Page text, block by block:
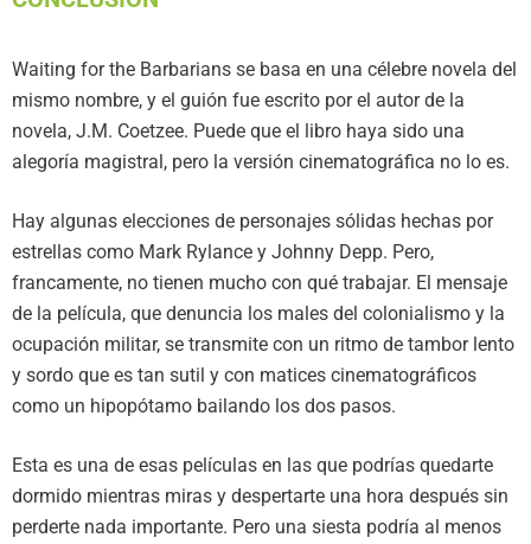
Waiting for the Barbarians se basa en una célebre novela del
mismo nombre, y el guión fue escrito por el autor de la
novela, J.M. Coetzee. Puede que el libro haya sido una
alegoría magistral, pero la versión cinematográfica no lo es.
Hay algunas elecciones de personajes sólidas hechas por
estrellas como Mark Rylance y Johnny Depp. Pero,
francamente, no tienen mucho con qué trabajar. El mensaje
de la película, que denuncia los males del colonialismo y la
ocupación militar, se transmite con un ritmo de tambor lento
y sordo que es tan sutil y con matices cinematográficos
como un hipopótamo bailando los dos pasos.
Esta es una de esas películas en las que podrías quedarte
dormido mientras miras y despertarte una hora después sin
perderte nada importante. Pero una siesta podría al menos